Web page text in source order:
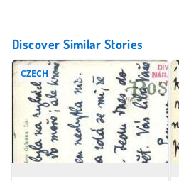
Discover Similar Stories
CZECH